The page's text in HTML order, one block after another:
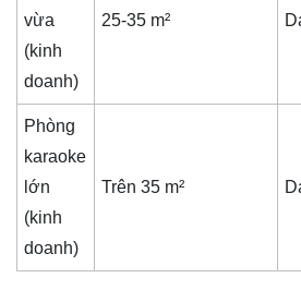
vừa
(kinh
doanh)
25-35 m²
Phòng
karaoke
lớn
(kinh
doanh)
Trên 35 m²